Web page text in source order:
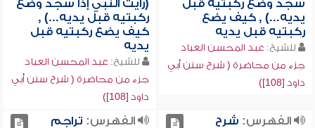
سجد وضع ركبتيه قبل
يديه...) , كيف يضع
ركبتيه قبل يديه
للشيخ: عبد المحسن العباد
جزء من محاضرة ( شرح سنن أبي
داود [108])
(رأيت النبي إذا سجد وضع
ركبتيه قبل يديه...) ,
كيف يضع ركبتيه قبل
يديه
للشيخ: عبد المحسن العباد
جزء من محاضرة ( شرح سنن أبي
داود [108])
الفهرس: شرح
الفهرس: تراجم